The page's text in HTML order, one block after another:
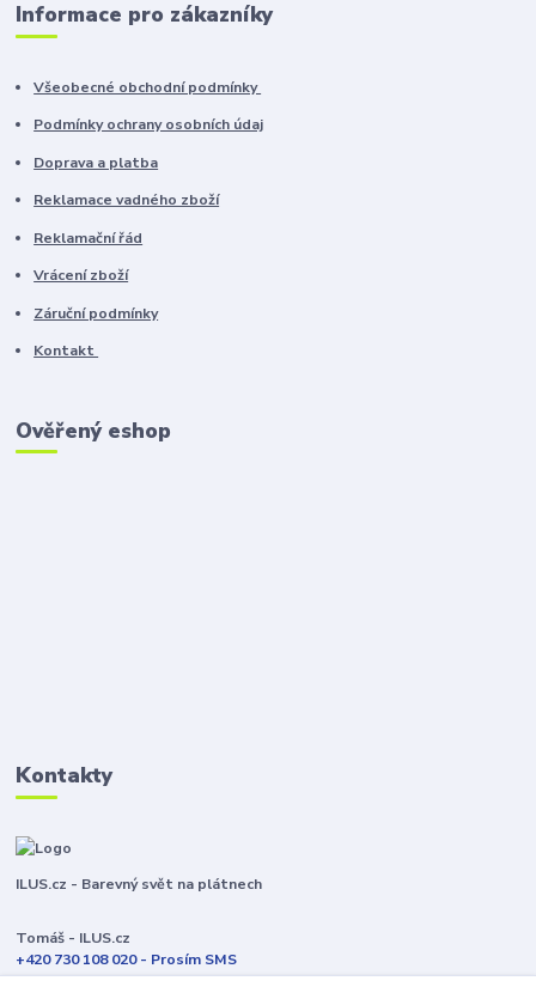
Informace pro zákazníky
Všeobecné obchodní podmínky
Podmínky ochrany osobních údaj
Doprava a platba
Reklamace vadného zboží
Reklamační řád
Vrácení zboží
Záruční podmínky
Kontakt
Ověřený eshop
Kontakty
ILUS.cz - Barevný svět na plátnech
Tomáš - ILUS.cz
+420 730 108 020 - Prosím SMS
Jsme většinu času ve výrobě